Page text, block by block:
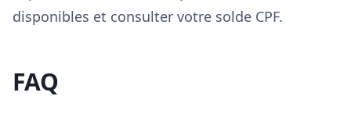
disponibles et consulter votre solde CPF.
FAQ